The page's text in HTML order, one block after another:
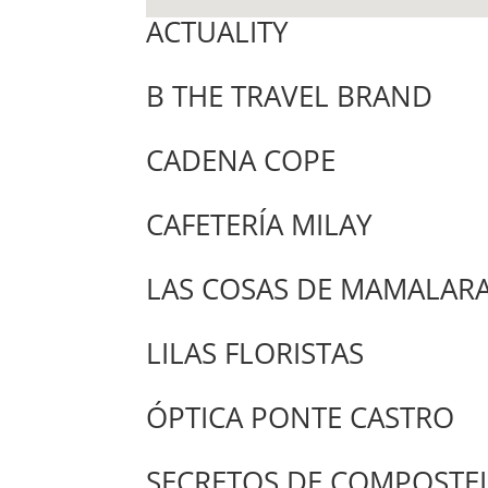
ACTUALITY
B THE TRAVEL BRAND
CADENA COPE
CAFETERÍA MILAY
LAS COSAS DE
LILAS FLORISTAS
ÓPTICA PONTE CASTRO